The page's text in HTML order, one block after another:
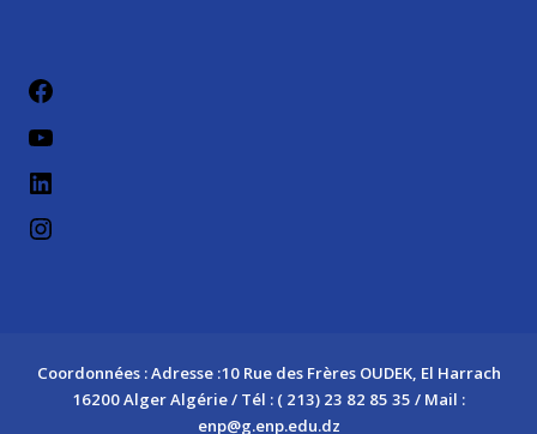
لينكد إن
Coordonnées : Adresse :10 Rue des Frères OUDEK, El Harrach
16200 Alger Algérie / Tél : ( 213) 23 82 85 35 / Mail :
enp@g.enp.edu.dz